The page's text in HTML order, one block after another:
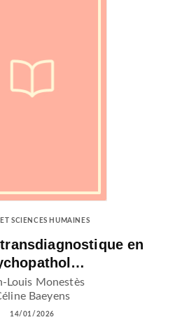
SCIENCES HUMAINES
en
Louis Monestès
Baeyens
14/01/2026